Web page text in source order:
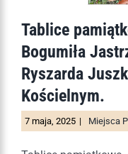
Tablice
Bogumiła
Ryszarda
Kościelnym.
7 maja, 2025 | Miejsca